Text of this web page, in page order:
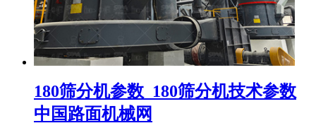
180筛分机参数_180筛分机技术参数
中国路面机械网